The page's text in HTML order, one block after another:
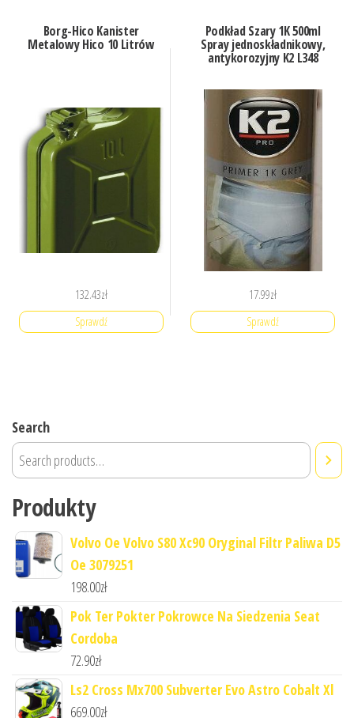
Borg-Hico Kanister
Metalowy Hico 10 Litrów
132.43zł
Sprawdź
Podkład Szary 1K 500ml
Spray jednoskładnikowy,
antykorozyjny K2 L348
17.99zł
Sprawdź
Search
Produkty
Volvo Oe Volvo S80 Xc90 Oryginal Filtr Paliwa D5
Oe 3079251
198.00zł
Pok Ter Pokter Pokrowce Na Siedzenia Seat
Cordoba
72.90zł
Ls2 Cross Mx700 Subverter Evo Astro Cobalt Xl
669.00zł